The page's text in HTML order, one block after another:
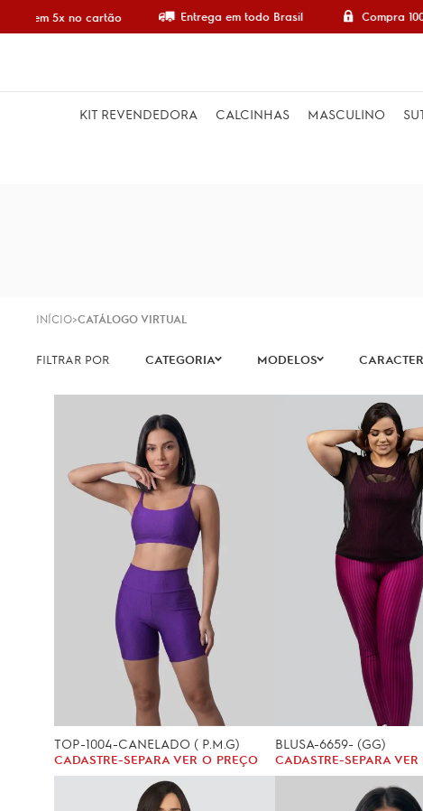
em 5x no cartão Entrega em todo Brasil Compra
KIT REVENDEDORA CALCINHAS MASCULINO
INÍCIO CATÁLOGO VIRTUAL
MODELOS
CATEGORIA
TOP-1004-CANELADO ( P.M.G)
CADASTRE-SEPARA VER O PREÇO
BLUSA-6659- (GG)
CADASTRE-SEPARA